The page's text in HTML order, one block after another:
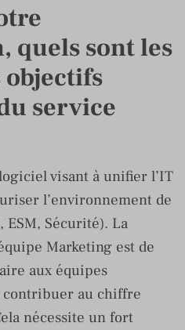
quels sont les
objectifs
service
visant à unifier l’IT
l’environnement de
Sécurité). La
Marketing est de
aux équipes
contribuer au chiffre
nécessite un fort